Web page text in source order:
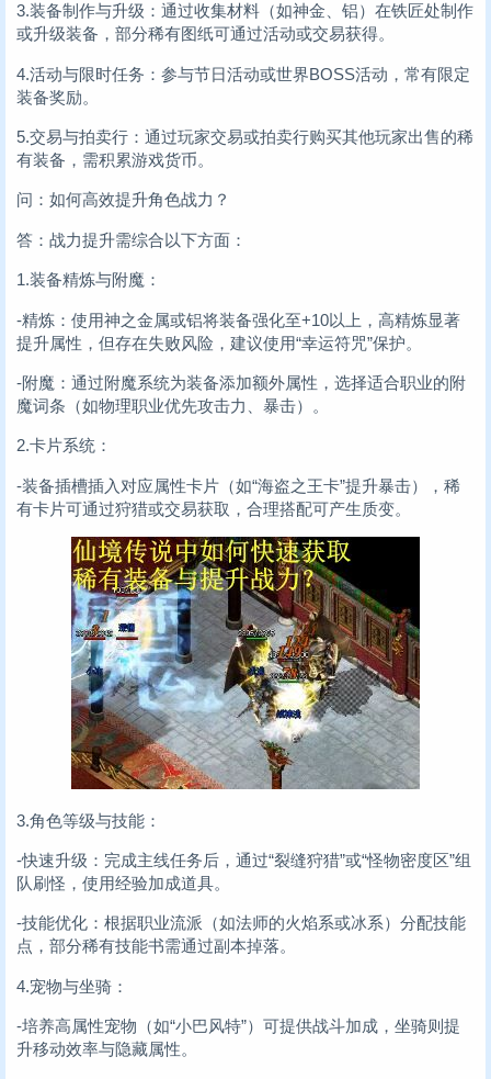
3.装备制作与升级：通过收集材料（如神金、铝）在铁匠处制作
或升级装备，部分稀有图纸可通过活动或交易获得。
4.活动与限时任务：参与节日活动或世界BOSS活动，常有限定
装备奖励。
5.交易与拍卖行：通过玩家交易或拍卖行购买其他玩家出售的稀
有装备，需积累游戏货币。
问：如何高效提升角色战力？
答：战力提升需综合以下方面：
1.装备精炼与附魔：
-精炼：使用神之金属或铝将装备强化至+10以上，高精炼显著
提升属性，但存在失败风险，建议使用“幸运符咒”保护。
-附魔：通过附魔系统为装备添加额外属性，选择适合职业的附
魔词条（如物理职业优先攻击力、暴击）。
2.卡片系统：
-装备插槽插入对应属性卡片（如“海盗之王卡”提升暴击），稀
有卡片可通过狩猎或交易获取，合理搭配可产生质变。
3.角色等级与技能：
-快速升级：完成主线任务后，通过“裂缝狩猎”或“怪物密度区”组
队刷怪，使用经验加成道具。
-技能优化：根据职业流派（如法师的火焰系或冰系）分配技能
点，部分稀有技能书需通过副本掉落。
4.宠物与坐骑：
-培养高属性宠物（如“小巴风特”）可提供战斗加成，坐骑则提
升移动效率与隐藏属性。